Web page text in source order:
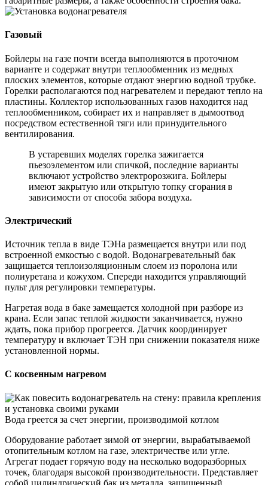
Газовый
Бойлеры на газе почти всегда выполняются в проточном
варианте и содержат внутри теплообменник из медных
плоских элементов, которые отдают энергию водной трубке.
Горелки располагаются под нагревателем и передают тепло на
пластины. Коллектор использованных газов находится над
теплообменником, собирает их и направляет в дымоотвод
посредством естественной тяги или принудительного
вентилирования.
В устаревших моделях горелка зажигается
пьезоэлементом или спичкой, последние варианты
включают устройство электророзжига. Бойлеры
имеют закрытую или открытую топку сгорания в
зависимости от способа забора воздуха.
Электрический
Источник тепла в виде ТЭНа размещается внутри или под
встроенной емкостью с водой. Водонагревательный бак
защищается теплоизоляционным слоем из поролона или
полиуретана и кожухом. Спереди находится управляющий
пульт для регулировки температуры.
Нагретая вода в баке замещается холодной при разборе из
крана. Если запас теплой жидкости заканчивается, нужно
ждать, пока прибор прогреется. Датчик координирует
температуру и включает ТЭН при снижении показателя ниже
установленной нормы.
С косвенным нагревом
Вода греется за счет энергии, производимой котлом
Оборудование работает зимой от энергии, вырабатываемой
отопительным котлом на газе, электричестве или угле.
Агрегат подает горячую воду на несколько водоразборных
точек, благодаря высокой производительности. Представляет
собой цилиндрический бак из металла, защищенный